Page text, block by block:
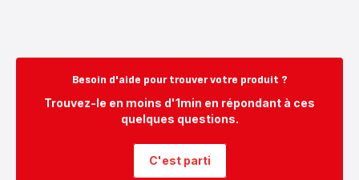
Besoin d'aide pour trouver votre produit ?
Trouvez-le en moins d'1min en répondant à ces
quelques questions.
C'est parti